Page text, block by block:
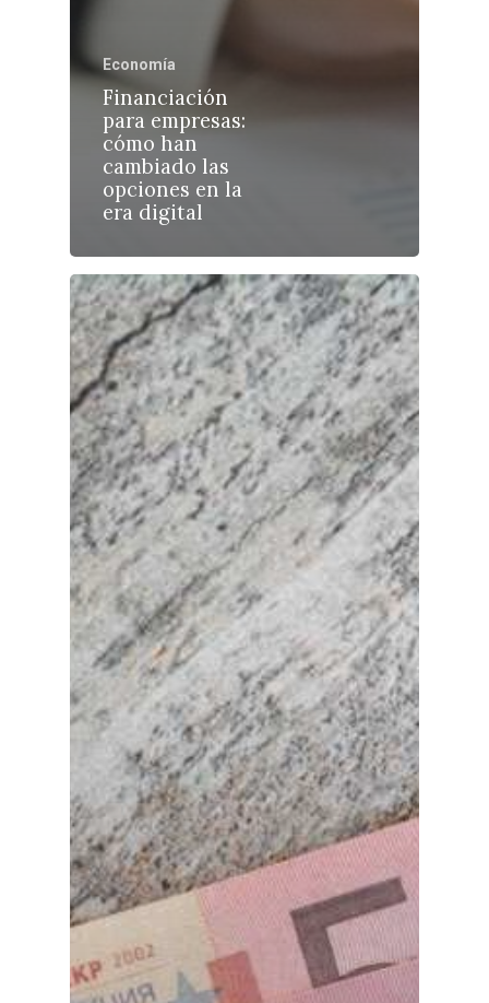
Economía
Financiación
para empresas:
cómo han
cambiado las
opciones en la
era digital
Castilla-La
Cuenca
Guadalajara
Talavera
Educación
Cultura
Deportes
Sucesos
Medio Ambiente
Planeta Rural
Especiales
Política
Galerías